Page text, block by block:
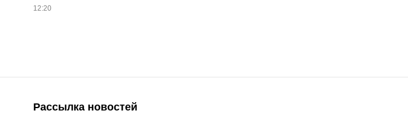
12:20
Рассылка новостей